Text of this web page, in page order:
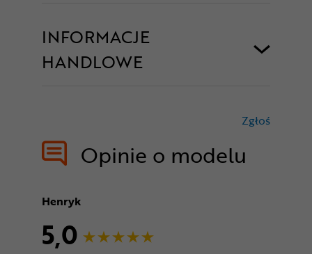
INFORMACJE
HANDLOWE
Opinie o modelu
Zgłoś
Henryk
5,0